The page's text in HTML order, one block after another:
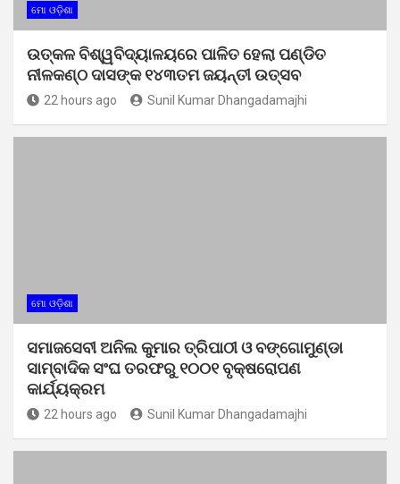
ମୋ ଓଡ଼ିଶା
ଉତ୍କଳ ବିଶ୍ୱବିଦ୍ୟାଳୟରେ ପାଳିତ ହେଲା ପଣ୍ଡିତ
ନୀଳକଣ୍ଠ ଦାସଙ୍କ ୧୪୩ତମ ଜୟନ୍ତୀ ଉତ୍ସବ
22 hours ago Sunil Kumar Dhangadamajhi
ମୋ ଓଡ଼ିଶା
ସମାଜସେବୀ ଅନିଲ କୁମାର ତ୍ରିପାଠୀ ଓ ବଙ୍ଗୋମୁଣ୍ଡା
ସାମ୍ବାଦିକ ସଂଘ ତରଫରୁ ୧୦୦୧ ବୃକ୍ଷରୋପଣ
କାର୍ଯ୍ୟକ୍ରମ
22 hours ago Sunil Kumar Dhangadamajhi